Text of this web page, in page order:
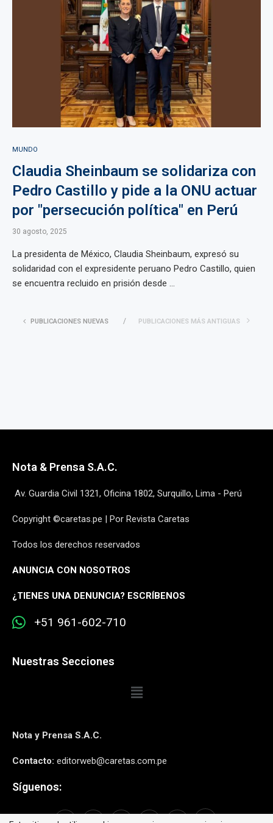
MUNDO
Claudia Sheinbaum se solidariza con
Pedro Castillo y pide a la ONU actuar
por "persecución política" en Perú
30 agosto, 2025
La presidenta de México, Claudia Sheinbaum, expresó su
solidaridad con el expresidente peruano Pedro Castillo, quien
se encuentra recluido en prisión desde ...
PUBLICACIONES NUEVAS PUBLICACIONES MÁS ANTIGUAS
Nota & Prensa S.A.C.
Av. Guardia Civil 1321, Oficina 1802, Surquillo, Lima - Perú
Copyright ©caretas.pe | Por Revista Caretas
Todos los derechos reservados
ANUNCIA CON NOSOTROS
¿TIENES UNA DENUNCIA? ESCRÍBENOS
+51 961-602-710
Nuestras Secciones
Nota y Prensa S.A.C.
Contacto: editorweb@caretas.com.pe
Síguenos: